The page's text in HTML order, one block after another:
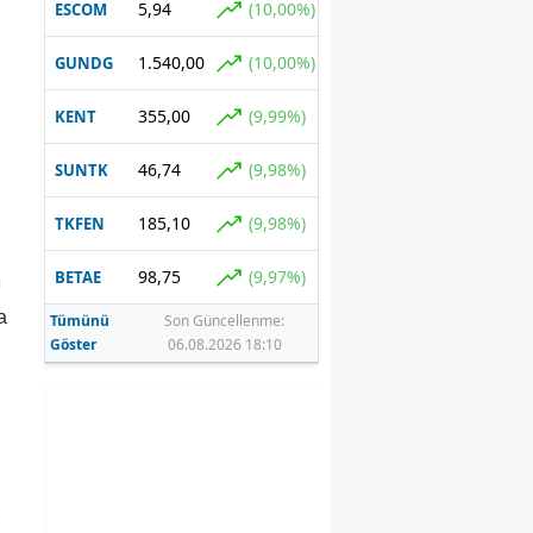
ESCOM 5,94 (10,00%)
GUNDG 1.540,00 (10,00%)
KENT 355,00 (9,99%)
SUNTK 46,74 (9,98%)
TKFEN 185,10 (9,98%)
BETAE 98,75 (9,97%)
Tümünü
Göster
Son Güncellenme:
06.08.2026 18:10